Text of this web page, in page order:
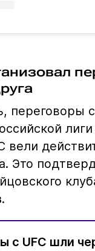
переговоры с
вели
Это
.
с UFC шли